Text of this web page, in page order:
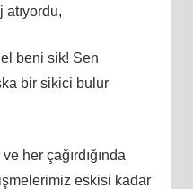
beni sik! Sen
bir sikici bulur
her çağırdığında
eskisi kadar